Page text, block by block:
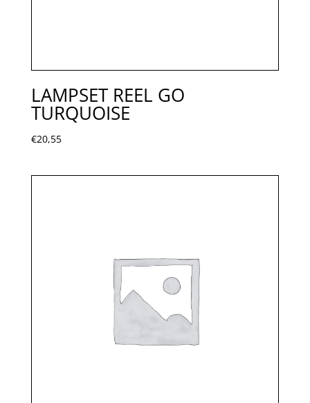
LAMPSET REEL GO
TURQUOISE
€20,55